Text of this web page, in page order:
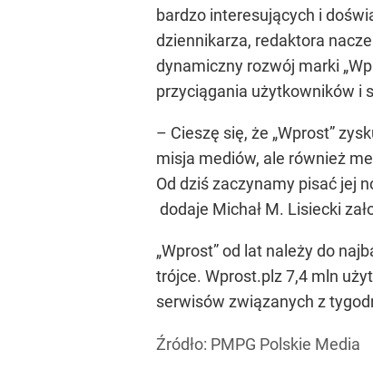
bardzo interesujących i
dziennikarza, redaktora
dynamiczny rozwój marki
przyciągania użytkowników i
– Cieszę się, że „Wprost”
misja mediów, ale również
Od dziś zaczynamy pisać jej
dodaje Michał M. Lisiecki
„Wprost” od lat należy do
trójce. Wprost.plz 7,4 mln
serwisów związanych z
Źródło: PMPG Polskie Media